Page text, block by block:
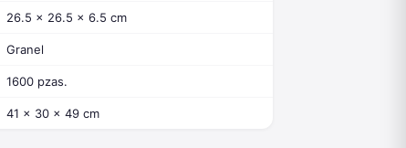
26.5 x 26.5 x 6.5 cm
Granel
1600 pzas.
41 x 30 x 49 cm